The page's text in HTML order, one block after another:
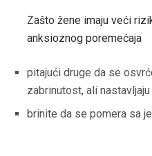
Zašto žene imaju veći
anksioznog poremećaja
pitajući druge da se
zabrinutost, ali
brinite da se pomera sa